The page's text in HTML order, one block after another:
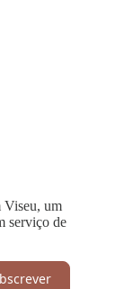
Viseu, um
serviço de